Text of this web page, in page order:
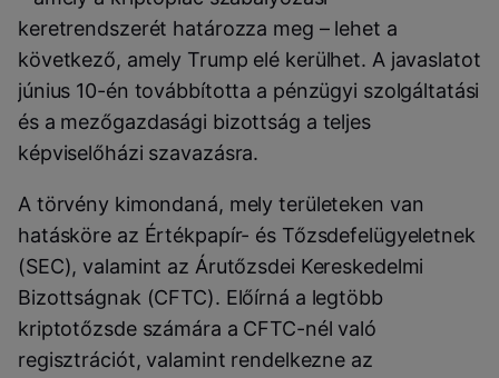
keretrendszerét határozza meg – lehet a
következő, amely Trump elé kerülhet. A javaslatot
június 10-én továbbította a pénzügyi szolgáltatási
és a mezőgazdasági bizottság a teljes
képviselőházi szavazásra.
A törvény kimondaná, mely területeken van
hatásköre az Értékpapír- és Tőzsdefelügyeletnek
(SEC), valamint az Árutőzsdei Kereskedelmi
Bizottságnak (CFTC). Előírná a legtöbb
kriptotőzsde számára a CFTC-nél való
regisztrációt, valamint rendelkezne az